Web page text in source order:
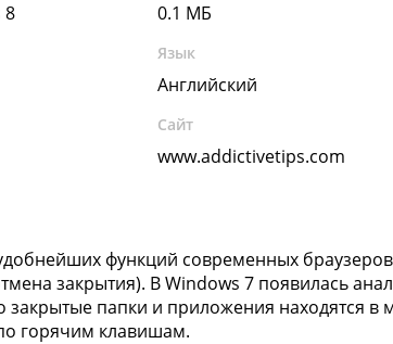
8 0.1 МБ
Язык
Английский
Сайт
www.addictivetips.com
функций современных
закрытия). В Windows 7 появилась
закрытые папки и приложения находятся
горячим клавишам.